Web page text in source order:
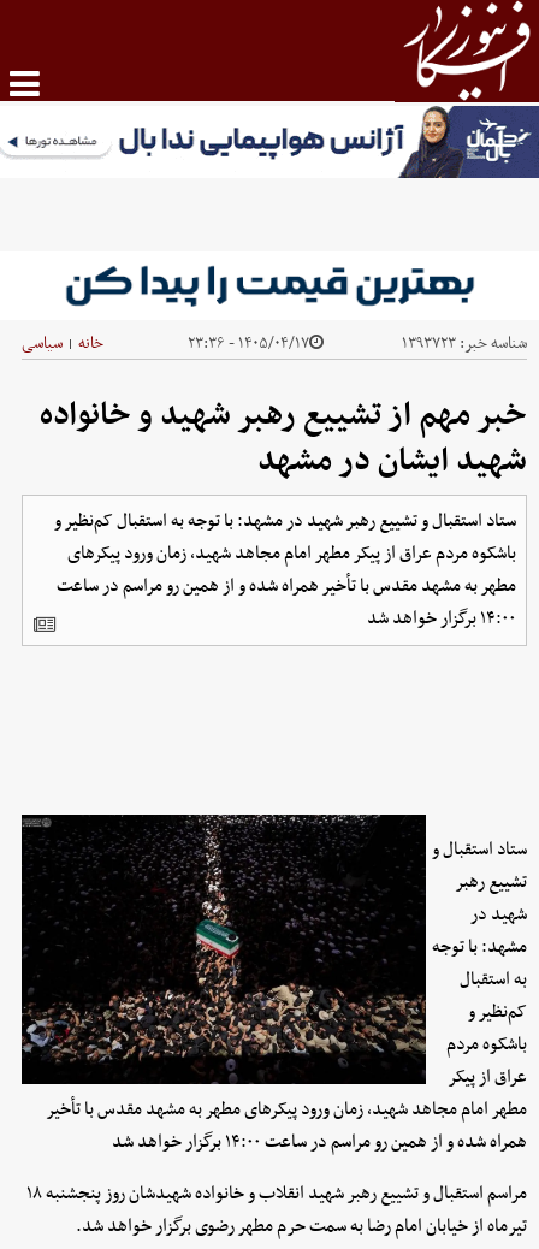
شناسه خبر:۱۳۹۳۷۲۳ ۱۴۰۵/۰۴/۱۷ - ۲۳:۳۶ خانه | سیاسی
خبر مهم از تشییع رهبر شهید و خانواده
شهید ایشان در مشهد
ستاد استقبال و تشییع رهبر شهید در مشهد: با توجه به استقبال کم‌نظیر و
باشکوه مردم عراق از پیکر مطهر امام مجاهد شهید، زمان ورود پیکرهای
مطهر به مشهد مقدس با تأخیر همراه شده و از همین رو مراسم در ساعت
۱۴:۰۰ برگزار خواهد شد
ستاد استقبال و
تشییع رهبر
شهید در
مشهد: با توجه
به استقبال
کم‌نظیر و
باشکوه مردم
عراق از پیکر
مطهر امام مجاهد شهید، زمان ورود پیکرهای مطهر به مشهد مقدس با تأخیر
همراه شده و از همین رو مراسم در ساعت ۱۴:۰۰ برگزار خواهد شد
مراسم استقبال و تشییع رهبر شهید انقلاب و خانواده شهیدشان روز پنجشنبه ۱۸
تیرماه از خیابان امام رضا به سمت حرم مطهر رضوی برگزار خواهد شد.